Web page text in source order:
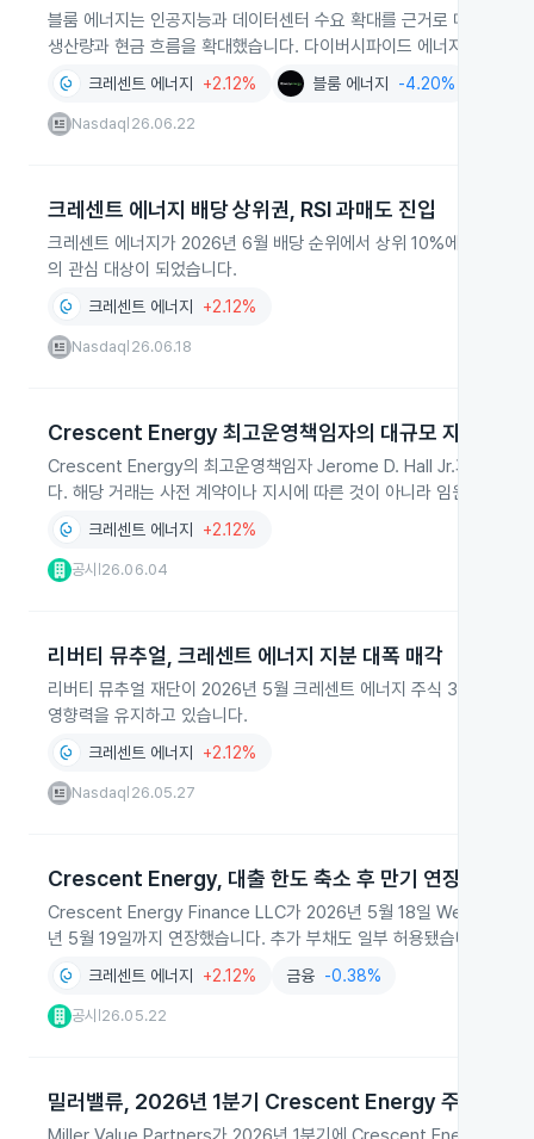
블룸 에너지는 인공지능과 데이터센터 수요 확대를 근거로 매출과
생산량과 현금 흐름을 확대했습니다. 다이버시파이드 에너지는 안정
크레센트 에너지 +2.12% 블룸 에너지 -4.20%
Nasdaq 26.06.22
크레센트 에너지 배당 상위권, RSI 과매도 진입
크레센트 에너지가 2026년 6월 배당 순위에서 상위 10%에 선정되
의 관심 대상이 되었습니다.
크레센트 에너지 +2.12%
Nasdaq 26.06.18
Crescent Energy 최고운영책임자의 대규모 자사주 매
Crescent Energy의 최고운영책임자 Jerome D. Hall Jr.가 2026년
다. 해당 거래는 사전 계약이나 지시에 따른 것이 아니라 임원의 자율
크레센트 에너지 +2.12%
공시 26.06.04
리버티 뮤추얼, 크레센트 에너지 지분 대폭 매각
리버티 뮤추얼 재단이 2026년 5월 크레센트 에너지 주식 3,260만
영향력을 유지하고 있습니다.
크레센트 에너지 +2.12%
Nasdaq 26.05.27
Crescent Energy, 대출 한도 축소 후 만기 연장
Crescent Energy Finance LLC가 2026년 5월 18일 Wells Fargo
년 5월 19일까지 연장했습니다. 추가 부채도 일부 허용됐습니다.
크레센트 에너지 +2.12% 금융 -0.38%
공시 26.05.22
밀러밸류, 2026년 1분기 Crescent Energy 주식 2백